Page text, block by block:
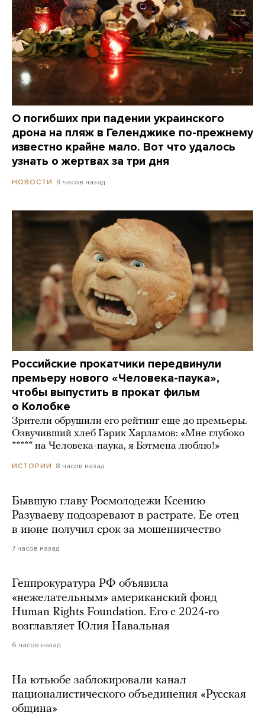
О погибших при падении украинского
дрона на пляж в Геленджике по-прежнему
известно крайне мало. Вот что удалось
узнать о жертвах за три дня
НОВОСТИ 9 часов назад
Российские прокатчики передвинули
премьеру нового «Человека-паука»,
чтобы выпустить в прокат фильм
о Колобке
Зрители обрушили его рейтинг еще до премьеры.
Озвучивший хлеб Гарик Харламов: «Мне глубоко
***** на Человека-паука, я Бэтмена люблю!»
ИСТОРИИ 8 часов назад
Бывшую главу Росмолодежи Ксению
Разуваеву подозревают в растрате. Ее отец
в июне получил срок за мошенничество
7 часов назад
Генпрокуратура РФ объявила
«нежелательным» американский фонд
Human Rights Foundation. Его с 2024-го
возглавляет Юлия Навальная
6 часов назад
На ютьюбе заблокировали канал
националистического объединения «Русская
община»